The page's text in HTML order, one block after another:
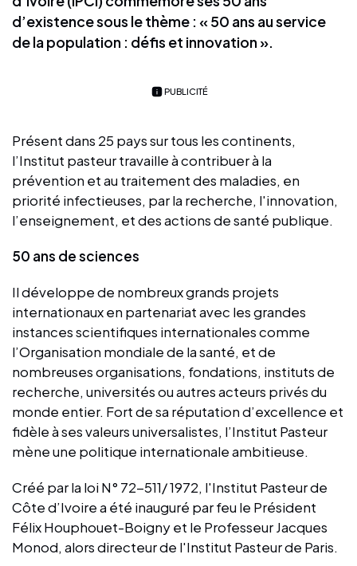
d’existence sous le thème : « 50 ans au service
de la population : défis et innovation ».
PUBLICITÉ
Présent dans 25 pays sur tous les continents,
l’Institut pasteur travaille à contribuer à la
prévention et au traitement des maladies, en
priorité infectieuses, par la recherche, l'innovation,
l’enseignement, et des actions de santé publique.
50 ans de sciences
Il développe de nombreux grands projets
internationaux en partenariat avec les grandes
instances scientifiques internationales comme
l’Organisation mondiale de la santé, et de
nombreuses organisations, fondations, instituts de
recherche, universités ou autres acteurs privés du
monde entier. Fort de sa réputation d’excellence et
fidèle à ses valeurs universalistes, l’Institut Pasteur
mène une politique internationale ambitieuse.
Créé par la loi N° 72-511/ 1972, l'Institut Pasteur de
Côte d’Ivoire a été inauguré par feu le Président
Félix Houphouet-Boigny et le Professeur Jacques
Monod, alors directeur de l'Institut Pasteur de Paris.